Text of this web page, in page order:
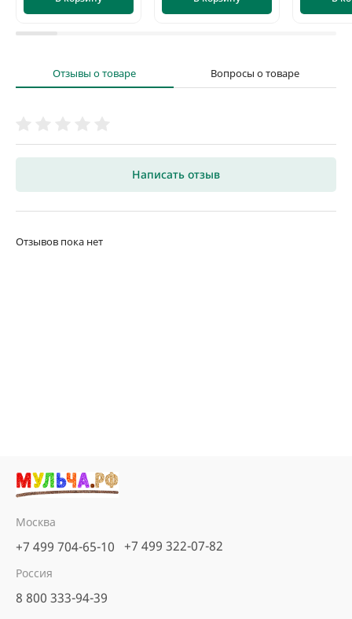
Отзывы о товаре Вопросы о товаре
Написать отзыв
Отзывов пока нет
Москва
+7 499 704-65-10 +7 499 322-07-82
Россия
8 800 333-94-39